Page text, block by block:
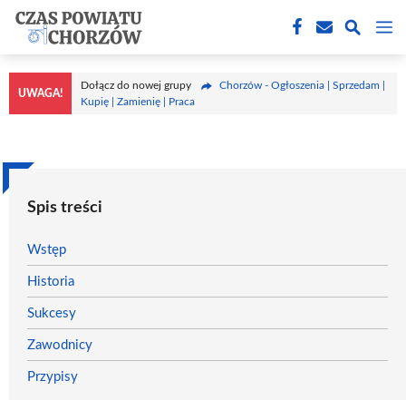
Przejdź
treści
UWAGA!
Dołącz do nowej grupy
Chorzów - Ogłoszenia | Sprzedam |
Kupię | Zamienię | Praca
Spis treści
Wstęp
Historia
Sukcesy
Zawodnicy
Przypisy